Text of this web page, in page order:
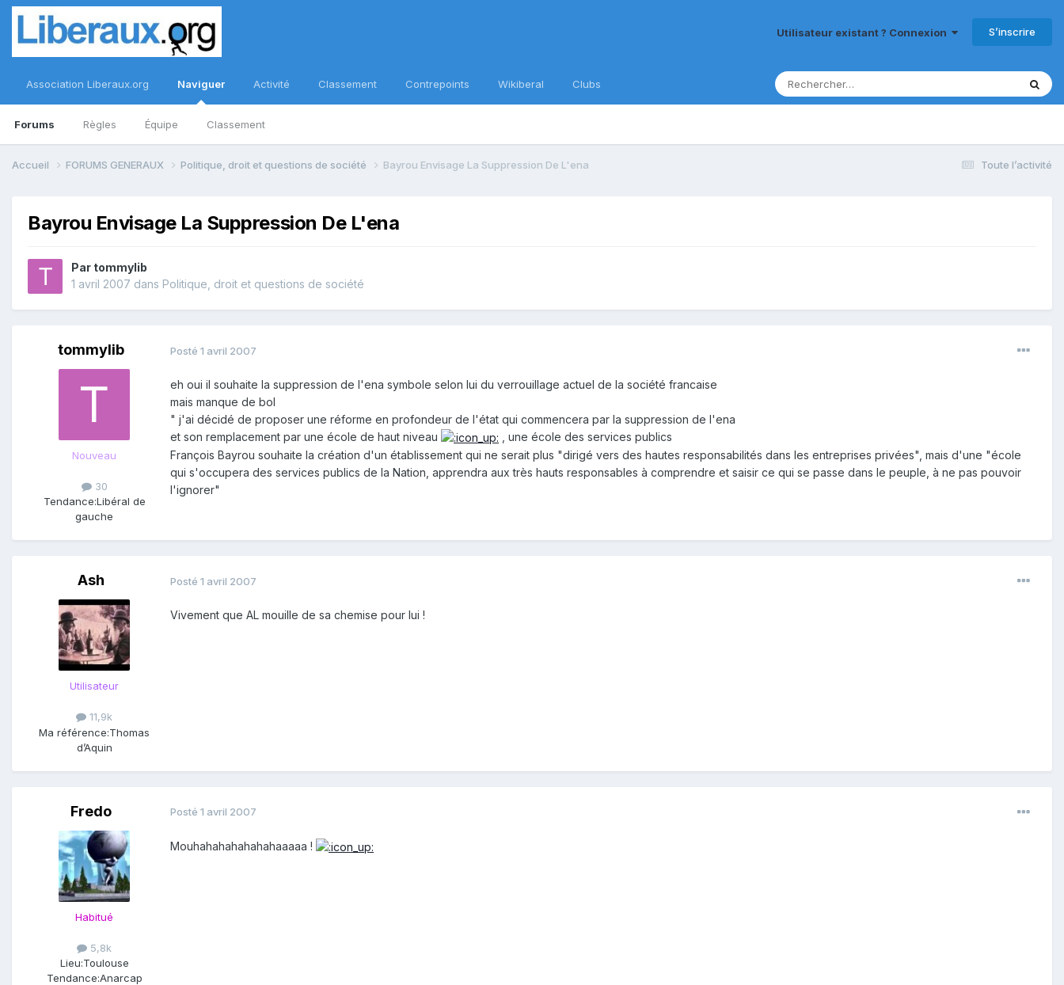
Utilisateur existant ? Connexion S’inscrire
Association Liberaux.org Naviguer
Forums Règles Équipe Classement
Activité Classement Contrepoints Wikiberal Clubs
Toute l’activité
Accueil FORUMS GENERAUX Politique, droit et questions de société Bayrou Envisage La Suppression De L'ena
Bayrou Envisage La Suppression De L'ena
Par tommylib
1 avril 2007 dans Politique, droit et questions de société
tommylib
Nouveau
30
Tendance:Libéral de
gauche
Posté 1 avril 2007
eh oui il souhaite la suppression de l'ena symbole selon lui du verrouillage actuel de la société francaise
mais manque de bol
" j'ai décidé de proposer une réforme en profondeur de l'état qui commencera par la suppression de l'ena
et son remplacement par une école de haut niveau
, une école des services publics
François Bayrou souhaite la création d'un établissement qui ne serait plus "dirigé vers des hautes responsabilités dans les entreprises privées", mais d'une "école
qui s'occupera des services publics de la Nation, apprendra aux très hauts responsables à comprendre et saisir ce qui se passe dans le peuple, à ne pas pouvoir
l'ignorer"
Ash
Utilisateur
11,9k
Ma référence:Thomas
d’Aquin
Posté 1 avril 2007
Vivement que AL mouille de sa chemise pour lui !
Fredo
Habitué
5,8k
Lieu:Toulouse
Tendance:Anarcap
Posté 1 avril 2007
Mouhahahahahahahaaaaa !